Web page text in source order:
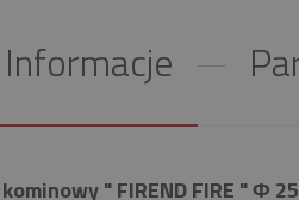
Informacje
" FIREND FIRE " Φ